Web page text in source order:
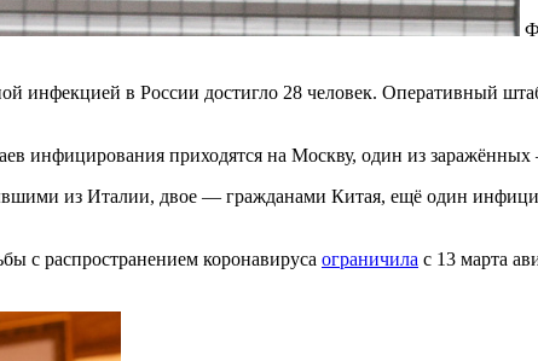
инфекцией в России достигло 28 человек. Оперативный
инфицирования приходятся на Москву, один из
из Италии, двое — гражданами Китая, ещё один
с распространением коронавируса ограничила с 13 марта